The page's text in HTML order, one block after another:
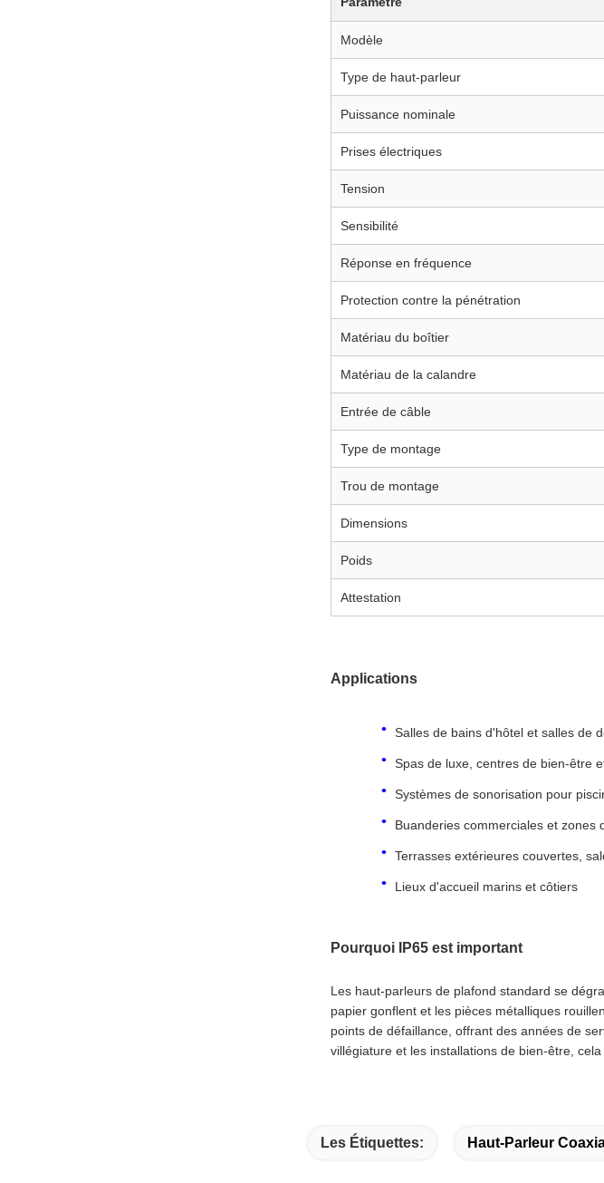
Modèle
Type de haut-parleur
Puissance nominale
Prises électriques
Tension
Sensibilité
Réponse en fréquence
Protection contre la pénétration
Matériau du boîtier
Matériau de la calandre
Entrée de câble
Type de montage
Trou de montage
Dimensions
Poids
Attestation
Applications
Salles de bains d'hôtel et salles de
Spas de luxe, centres de bien-être
Systèmes de sonorisation pour
Buanderies commerciales et zones
Terrasses extérieures couvertes,
Lieux d'accueil marins et côtiers
Pourquoi IP65 est important
Les haut-parleurs de plafond standard se
papier gonflent et les pièces métalliques
points de défaillance, offrant des années de
villégiature et les installations de bien-être,
Les Étiquettes: Haut-Parleur